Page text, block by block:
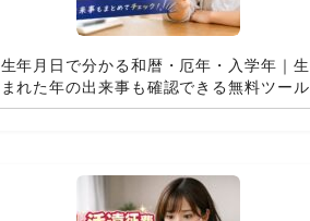
生年月日で分かる和暦・厄年・入学年｜生
まれた年の出来事も確認できる無料ツール